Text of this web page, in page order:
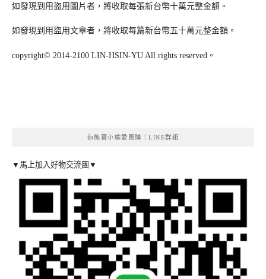
如發現到用盜用圖片者，將收取每張新台幣十萬元整金額。
如發現到用盜用文章者，將收取每篇新台幣五十萬元整金額。
copyright© 2014-2100 LIN-HSIN-YU All rights reserved。
👍熊寶小榆愛團購｜LINE群組
▼馬上加入好物交流團▼